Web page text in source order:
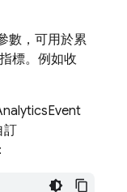
數，可用於累
標。例如收
Event
訂